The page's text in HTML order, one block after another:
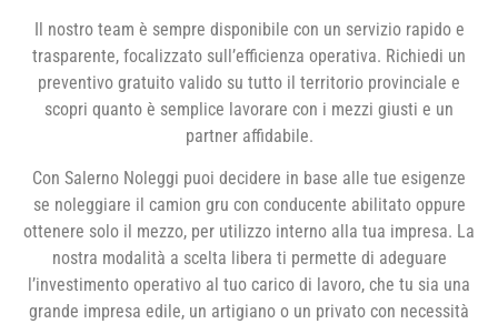
Il nostro team è sempre disponibile con un servizio rapido e
trasparente, focalizzato sull’efficienza operativa. Richiedi un
preventivo gratuito valido su tutto il territorio provinciale e
scopri quanto è semplice lavorare con i mezzi giusti e un
partner affidabile.
Con Salerno Noleggi puoi decidere in base alle tue esigenze
se noleggiare il camion gru con conducente abilitato oppure
ottenere solo il mezzo, per utilizzo interno alla tua impresa. La
nostra modalità a scelta libera ti permette di adeguare
l’investimento operativo al tuo carico di lavoro, che tu sia una
grande impresa edile, un artigiano o un privato con necessità